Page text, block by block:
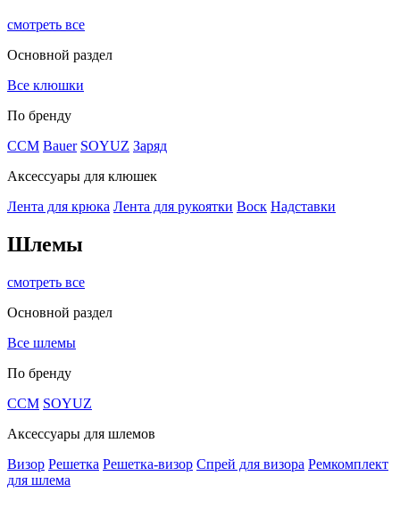
смотреть все
Основной раздел
Все клюшки
По бренду
CCM Bauer SOYUZ Заряд
Аксессуары для клюшек
Лента для крюка Лента для рукоятки Воск Надставки
Шлемы
смотреть все
Основной раздел
Все шлемы
По бренду
CCM SOYUZ
Аксессуары для шлемов
Визор Решетка Решетка-визор Спрей для визора Ремкомплект
для шлема